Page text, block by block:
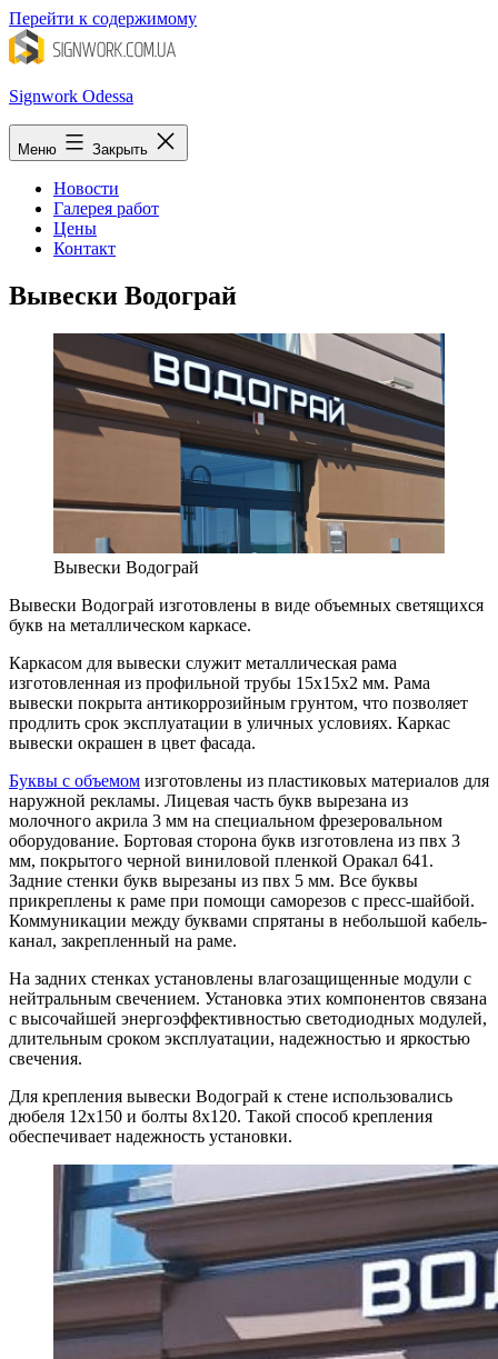
Перейти к содержимому
Signwork Odessa
Меню Закрыть
Новости
Галерея работ
Цены
Контакт
Вывески Водограй
Вывески Водограй
Вывески Водограй изготовлены в виде объемных светящихся
букв на металлическом каркасе.
Каркасом для вывески служит металлическая рама
изготовленная из профильной трубы 15х15х2 мм. Рама
вывески покрыта антикоррозийным грунтом, что позволяет
продлить срок эксплуатации в уличных условиях. Каркас
вывески окрашен в цвет фасада.
Буквы с объемом изготовлены из пластиковых материалов для
наружной рекламы. Лицевая часть букв вырезана из
молочного акрила 3 мм на специальном фрезеровальном
оборудование. Бортовая сторона букв изготовлена из пвх 3
мм, покрытого черной виниловой пленкой Оракал 641.
Задние стенки букв вырезаны из пвх 5 мм. Все буквы
прикреплены к раме при помощи саморезов с пресс-шайбой.
Коммуникации между буквами спрятаны в небольшой кабель-
канал, закрепленный на раме.
На задних стенках установлены влагозащищенные модули с
нейтральным свечением. Установка этих компонентов связана
с высочайшей энергоэффективностью светодиодных модулей,
длительным сроком эксплуатации, надежностью и яркостью
свечения.
Для крепления вывески Водограй к стене использовались
дюбеля 12х150 и болты 8х120. Такой способ крепления
обеспечивает надежность установки.